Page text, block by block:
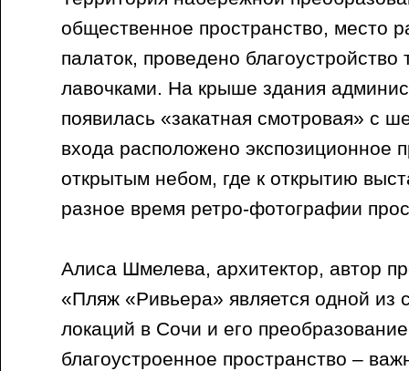
общественное пространство, место
палаток, проведено благоустройство
лавочками. На крыше здания
появилась «закатная смотровая» с
входа расположено экспозиционное
открытым небом, где к открытию
разное время ретро-фотографии
Алиса Шмелева, архитектор, автор
«Пляж «Ривьера» является одной из
локаций в Сочи и его
благоустроенное пространство –